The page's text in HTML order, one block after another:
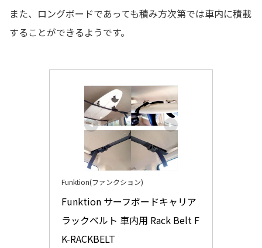
また、ロングボードであっても積み方次第では車内に積載
することができるようです。
Funktion(ファンクション)
Funktion サーフボードキャリア
ラックベルト 車内用 Rack Belt F
K-RACKBELT